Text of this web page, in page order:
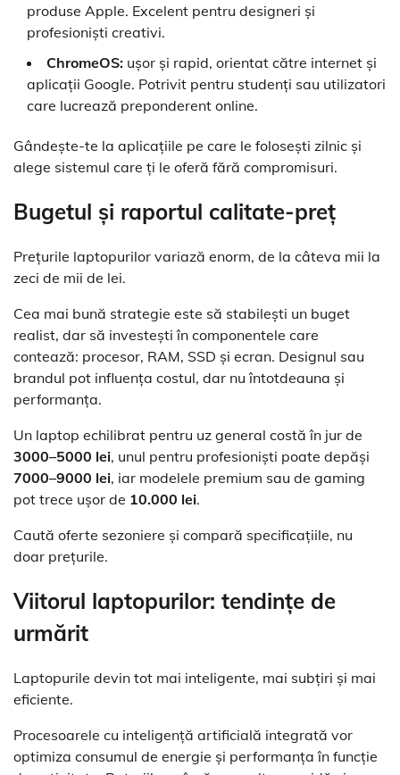
produse Apple. Excelent pentru designeri și
profesioniști creativi.
ChromeOS: ușor și rapid, orientat către internet și
aplicații Google. Potrivit pentru studenți sau utilizatori
care lucrează preponderent online.
Gândește-te la aplicațiile pe care le folosești zilnic și
alege sistemul care ți le oferă fără compromisuri.
Bugetul și raportul calitate-preț
Prețurile laptopurilor variază enorm, de la câteva mii la
zeci de mii de lei.
Cea mai bună strategie este să stabilești un buget
realist, dar să investești în componentele care
contează: procesor, RAM, SSD și ecran. Designul sau
brandul pot influența costul, dar nu întotdeauna și
performanța.
Un laptop echilibrat pentru uz general costă în jur de
3000–5000 lei, unul pentru profesioniști poate depăși
7000–9000 lei, iar modelele premium sau de gaming
pot trece ușor de 10.000 lei.
Caută oferte sezoniere și compară specificațiile, nu
doar prețurile.
Viitorul laptopurilor: tendințe de
urmărit
Laptopurile devin tot mai inteligente, mai subțiri și mai
eficiente.
Procesoarele cu inteligență artificială integrată vor
optimiza consumul de energie și performanța în funcție